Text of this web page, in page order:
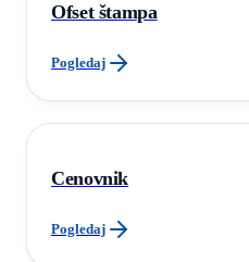
Ofset štampa
Pogledaj
Cenovnik
Pogledaj